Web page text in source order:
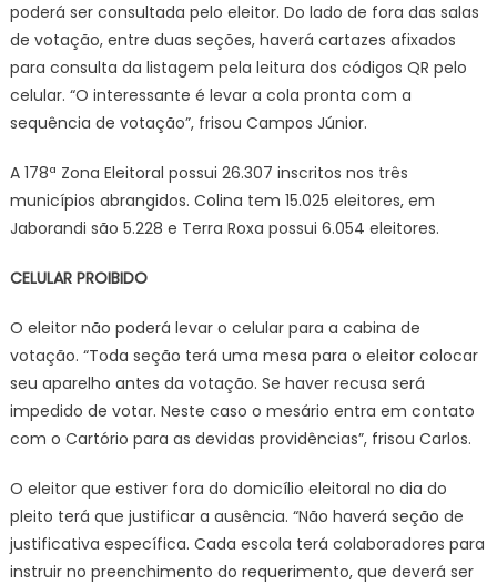
poderá ser consultada pelo eleitor. Do lado de fora das salas
de votação, entre duas seções, haverá cartazes afixados
para consulta da listagem pela leitura dos códigos QR pelo
celular. “O interessante é levar a cola pronta com a
sequência de votação”, frisou Campos Júnior.
A 178ª Zona Eleitoral possui 26.307 inscritos nos três
municípios abrangidos. Colina tem 15.025 eleitores, em
Jaborandi são 5.228 e Terra Roxa possui 6.054 eleitores.
CELULAR PROIBIDO
O eleitor não poderá levar o celular para a cabina de
votação. “Toda seção terá uma mesa para o eleitor colocar
seu aparelho antes da votação. Se haver recusa será
impedido de votar. Neste caso o mesário entra em contato
com o Cartório para as devidas providências”, frisou Carlos.
O eleitor que estiver fora do domicílio eleitoral no dia do
pleito terá que justificar a ausência. “Não haverá seção de
justificativa específica. Cada escola terá colaboradores para
instruir no preenchimento do requerimento, que deverá ser